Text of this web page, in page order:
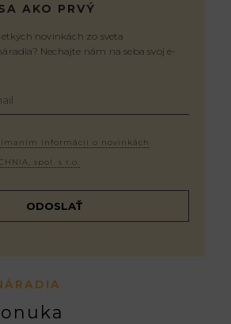
AKO PRVÝ
novinkách zo sveta
Nechajte nám na seba svoj e-
informácií o novinkách
spol. s r.o.